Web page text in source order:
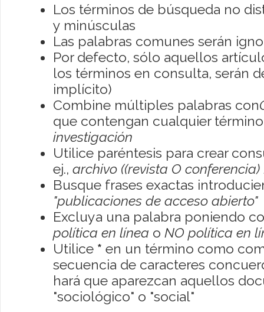
Los términos de búsqueda no
y minúsculas
Las palabras comunes serán
Por defecto, sólo aquellos
los términos en consulta, serán
implícito)
Combine múltiples palabras con
que contengan cualquier
investigación
Utilice paréntesis para crear
ej., archivo ((revista O conferencia)
Busque frases exactas
"publicaciones de acceso abierto"
Excluya una palabra poniendo
política en línea o NO política en
Utilice * en un término como
secuencia de caracteres
hará que aparezcan aquellos
"sociológico" o "social"